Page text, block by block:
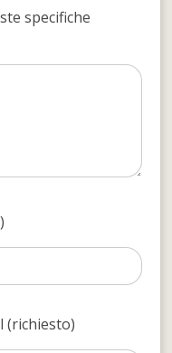
specifiche
(richiesto)